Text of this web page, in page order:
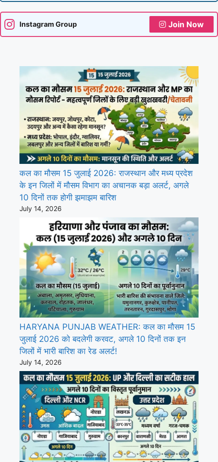
Instagram Group Join Now
कल का मौसम 15 जुलाई 2026: राजस्थान और मध्य प्रदेश
के इन जिलों में मौसम विभाग का अचानक बड़ा अलर्ट, अगले
10 दिनों तक होगी झमाझम बारिश
July 14, 2026
HARYANA PUNJAB WEATHER: कल का मौसम 15
जुलाई 2026 को बदलेगी करवट, अगले 10 दिनों तक इन
जिलों में भारी बारिश का रेड अलर्ट!
July 14, 2026